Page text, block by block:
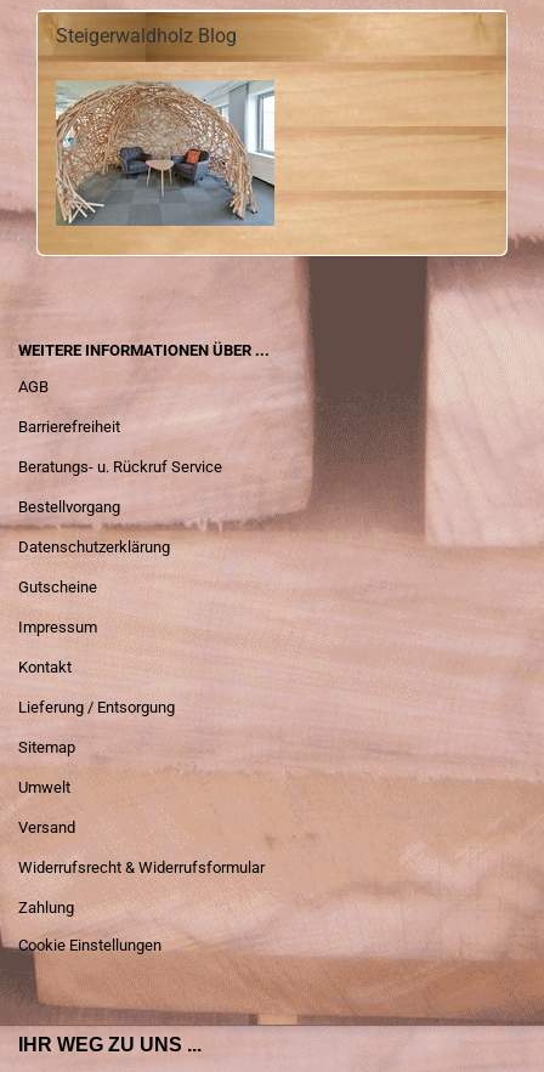
Steigerwaldholz Blog
WEITERE INFORMATIONEN ÜBER ...
AGB
Barrierefreiheit
Beratungs- u. Rückruf Service
Bestellvorgang
Datenschutzerklärung
Gutscheine
Impressum
Kontakt
Lieferung / Entsorgung
Sitemap
Umwelt
Versand
Widerrufsrecht & Widerrufsformular
Zahlung
Cookie Einstellungen
IHR WEG ZU UNS ...